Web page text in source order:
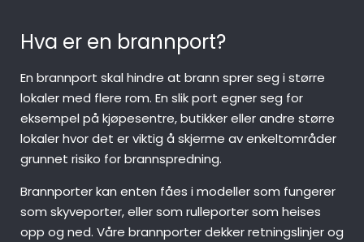
Hva er en brannport?
En brannport skal hindre at brann sprer seg i større
lokaler med flere rom. En slik port egner seg for
eksempel på kjøpesentre, butikker eller andre større
lokaler hvor det er viktig å skjerme av enkeltområder
grunnet risiko for brannspredning.
Brannporter kan enten fåes i modeller som fungerer
som skyveporter, eller som rulleporter som heises
opp og ned. Våre brannporter dekker retningslinjer og